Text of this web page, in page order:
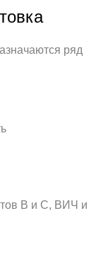
ряд
В и С, ВИЧ и